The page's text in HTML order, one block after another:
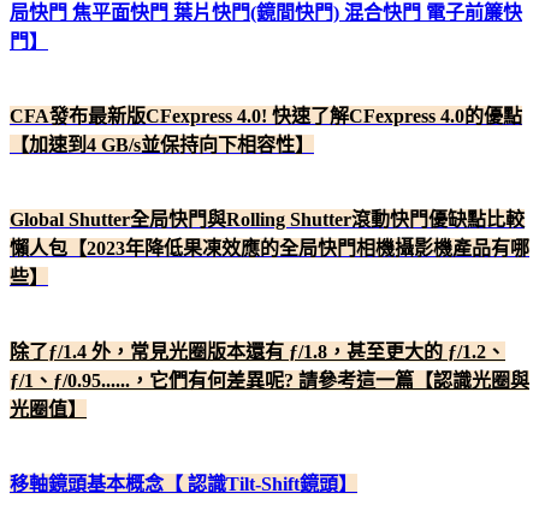
局快門 焦平面快門 葉片快門(鏡間快門) 混合快門 電子前簾快
門】
CFA發布最新版CFexpress 4.0! 快速了解CFexpress 4.0的優點
【加速到4 GB/s並保持向下相容性】
Global Shutter全局快門與Rolling Shutter滾動快門優缺點比較
懶人包【2023年降低果凍效應的全局快門相機攝影機產品有哪
些】
除了ƒ/1.4 外，常見光圈版本還有 ƒ/1.8，甚至更大的 ƒ/1.2、
ƒ/1、ƒ/0.95......，它們有何差異呢? 請參考這一篇【認識光圈與
光圈值】
移軸鏡頭基本概念【 認識Tilt-Shift鏡頭】